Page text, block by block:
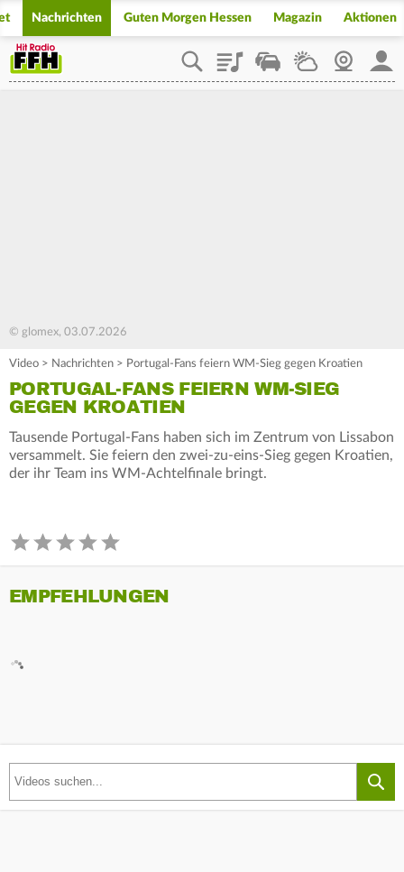
Nachrichten Guten Morgen Hessen Magazin Aktionen
PlaylistStaupilotWetterWebcam
© glomex, 03.07.2026
Video > Nachrichten > Portugal-Fans feiern WM-Sieg gegen Kroatien
PORTUGAL-FANS FEIERN WM-SIEG
GEGEN KROATIEN
Tausende Portugal-Fans haben sich im Zentrum von Lissabon
versammelt. Sie feiern den zwei-zu-eins-Sieg gegen Kroatien,
der ihr Team ins WM-Achtelfinale bringt.
EMPFEHLUNGEN